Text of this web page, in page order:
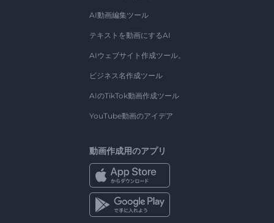
AI動画編集ツール
テキストを動画にするAI
AIウェブサイト作成ツール。
ビジネス名作成ツール
AIのTikTok動画作成ツール
YouTube動画のアイデア
動画作成用のアプリ